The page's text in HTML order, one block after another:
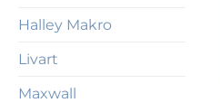
Halley Makro
Livart
Maxwall